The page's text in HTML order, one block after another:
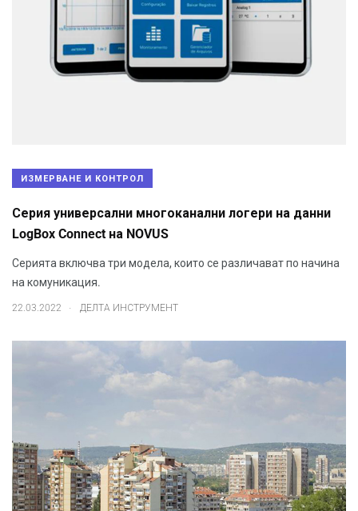
ИЗМЕРВАНЕ И КОНТРОЛ
Серия универсални многоканални логери на данни
LogBox Connect на NOVUS
Серията включва три модела, които се различават по начина
на комуникация.
22.03.2022 ДЕЛТА ИНСТРУМЕНТ